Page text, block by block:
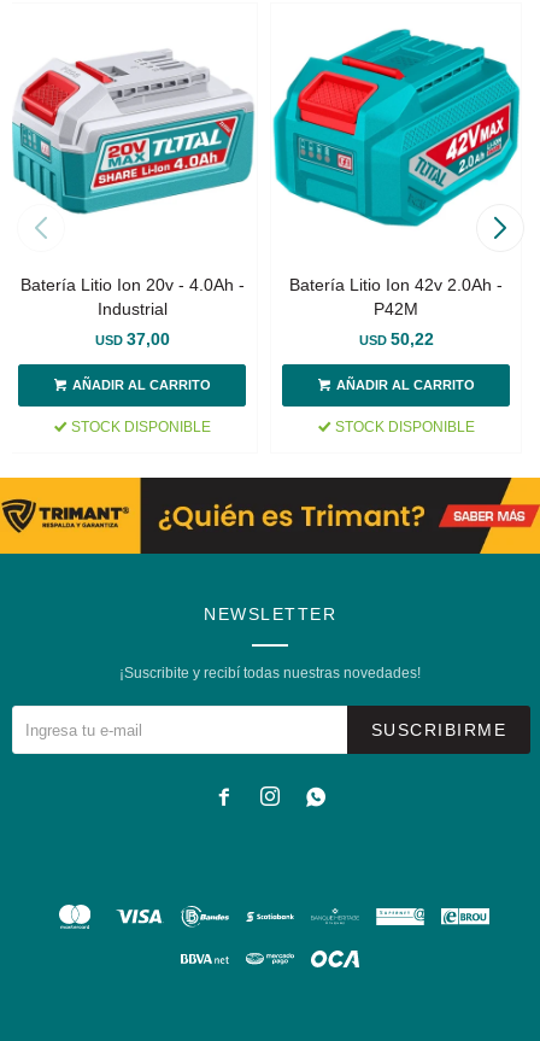
Batería Litio Ion 20v - 4.0Ah -
Industrial
USD 37,00
STOCK DISPONIBLE
Batería Litio Ion 42v 2.0Ah -
P42M
USD 50,22
STOCK DISPONIBLE
NEWSLETTER
¡Suscribite y recibí todas nuestras novedades!
SUSCRIBIRME
  